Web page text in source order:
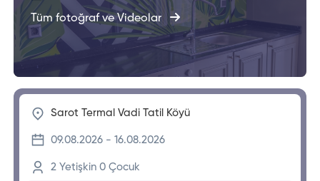
Tüm fotoğraf ve Videolar
2 Yetişkin0 Çocuk